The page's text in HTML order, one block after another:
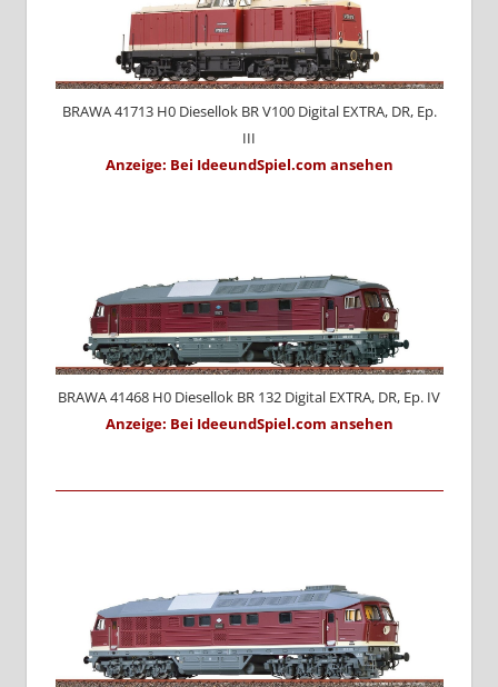
BRAWA 41713 H0 Diesellok BR V100 Digital EXTRA, DR, Ep.
III
Anzeige: Bei IdeeundSpiel.com ansehen
BRAWA 41468 H0 Diesellok BR 132 Digital EXTRA, DR, Ep. IV
Anzeige: Bei IdeeundSpiel.com ansehen